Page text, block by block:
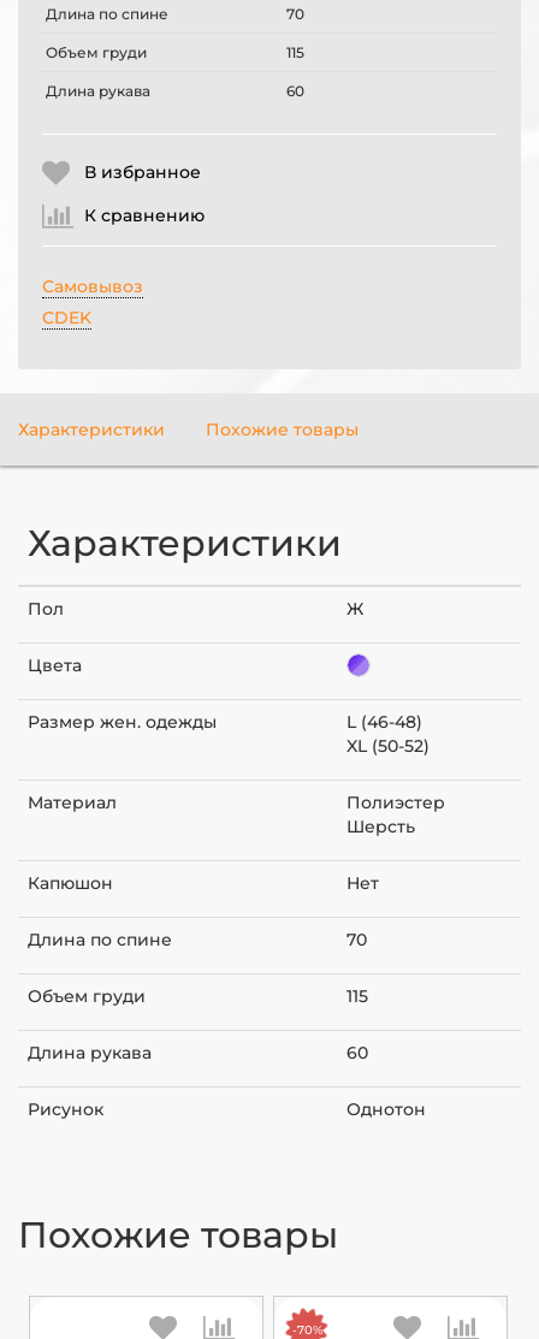
Длина по спине 70
Объем груди 115
Длина рукава 60
В избранное
К сравнению
Самовывоз
CDEK
Характеристики Похожие товары
Характеристики
Пол Ж
Цвета
Размер жен. одежды
L (46-48)
XL (50-52)
Материал
Полиэстер
Шерсть
Капюшон Нет
Длина по спине 70
Объем груди 115
Длина рукава 60
Рисунок Однотон
Похожие товары
-70%